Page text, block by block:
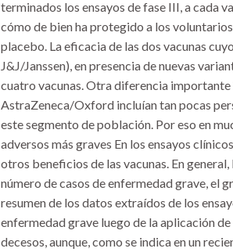
terminados los ensayos de fase III, a cada
cómo de bien ha protegido a los
placebo. La eficacia de las dos vacunas
J&J/Janssen), en presencia de nuevas
cuatro vacunas. Otra diferencia importante
AstraZeneca/Oxford incluían tan pocas
este segmento de población. Por eso en
adversos más graves En los ensayos
otros beneficios de las vacunas. En
número de casos de enfermedad grave, el
resumen de los datos extraídos de los
enfermedad grave luego de la aplicación
decesos, aunque, como se indica en un